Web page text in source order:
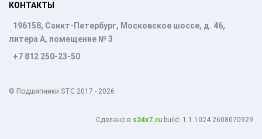
КОНТАКТЫ
196158, Санкт-Петербург, Московское шоссе, д. 46,
литера А, помещение № 3
+7 812 250-23-50
© Подшипники STC 2017 - 2026
Cделано в s24x7.ru build: 1.1.1024 2608070929